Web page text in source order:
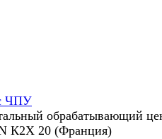
ЧПУ
обрабатывающий
К2X 20 (Франция)